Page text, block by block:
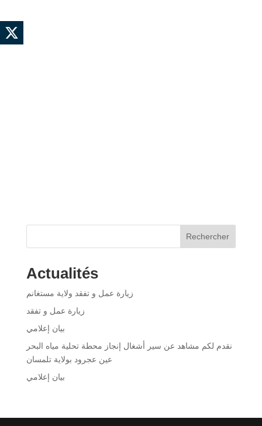
Rechercher
Actualités
زيارة عمل و تفقد ولاية مستغانم
زيارة عمل و تفقد
بيان إعلامي
نقدم لكم مشاهد عن سير أشغال إنجاز محطة تحلية مياه البحر
عين عجرود بولاية تلمسان
بيان إعلامي